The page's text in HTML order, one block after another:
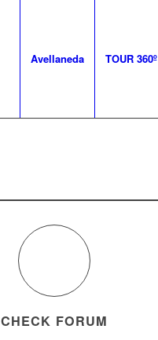
Avellaneda TOUR 360º
CHECK FORUM